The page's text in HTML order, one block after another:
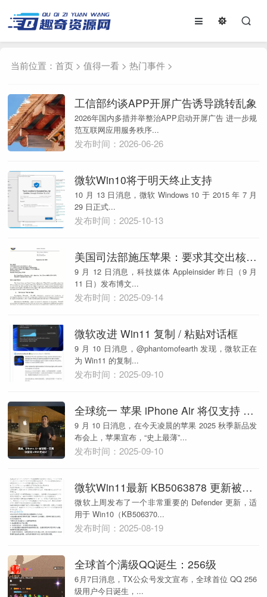
当前位置：首页 >值得一看 >热门事件 >
工信部约谈APP开屏广告诱导跳转乱象
2026年国内多措并举整治APP启动开屏广告 进一步规
范互联网应用服务秩序...
发布时间：2026-06-26
微软Win10将于明天终止支持
10 月 13 日消息，微软 Windows 10 于 2015 年 7 月
29 日正式...
发布时间：2025-10-13
美国司法部施压苹果：要求其交出核心文件
9 月 12 日消息，科技媒体 Appleinsider 昨日（9 月
11 日）发布博文...
发布时间：2025-09-14
微软改进 Win11 复制 / 粘贴对话框
9 月 10 日消息，@phantomofearth 发现，微软正在
为 Win11 的复制...
发布时间：2025-09-10
全球统一 苹果 iPhone Air 将仅支持 eSIM
9 月 10 日消息，在今天凌晨的苹果 2025 秋季新品发
布会上，苹果宣布，“史上最薄”...
发布时间：2025-09-10
微软Win11最新 KB5063878 更新被曝存在 Bug
微软上周发布了一个非常重要的 Defender 更新，适
用于 Win10（KB506370...
发布时间：2025-08-19
全球首个满级QQ诞生：256级
6月7日消息，TX公众号发文宣布，全球首位 QQ 256
级用户今日诞生，...